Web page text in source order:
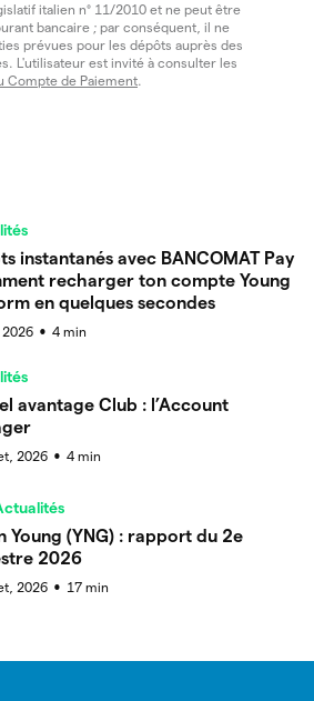
italien n° 11/2010 et ne peut être
bancaire ; par conséquent, il ne
prévues pour les dépôts auprès des
L'utilisateur est invité à consulter les
Compte de Paiement.
instantanés avec BANCOMAT Pay
recharger ton compte Young
en quelques secondes
2026 ● 4 min
avantage Club : l’Account
2026 ● 4 min
Young (YNG) : rapport du 2e
2026
2026 ● 17 min